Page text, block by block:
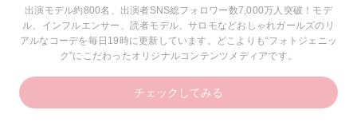
出演モデル約800名、出演者SNS総フォロワー数7,000万人突破！モデ
ル、インフルエンサー、読者モデル、サロモなどおしゃれガールズのリ
アルなコーデを毎日19時に更新しています。どこよりも“フォトジェニッ
ク”にこだわったオリジナルコンテンツメディアです。
チェックしてみる